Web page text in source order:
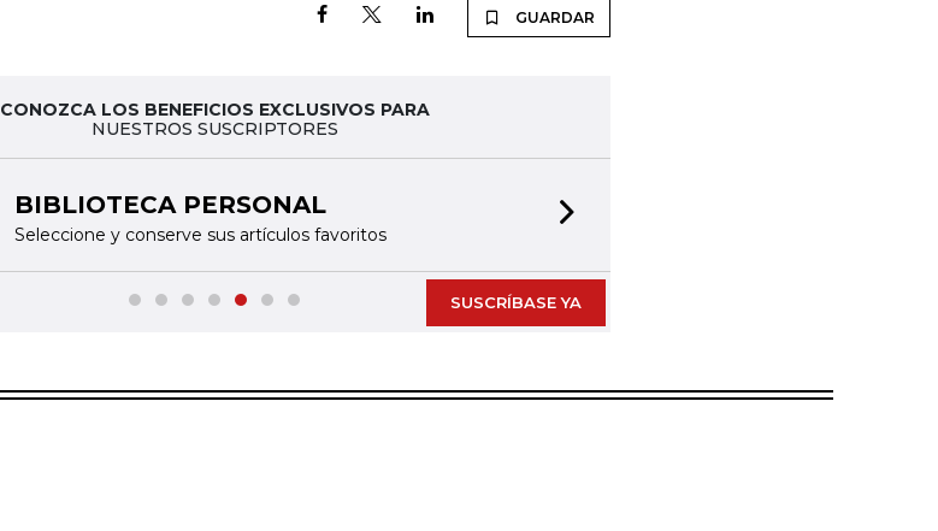
GUARDAR
CONOZCA LOS BENEFICIOS EXCLUSIVOS PARA
NUESTROS SUSCRIPTORES
BIBLIOTECA PERSONAL
Seleccione y conserve sus artículos favoritos
SUSCRÍBASE YA